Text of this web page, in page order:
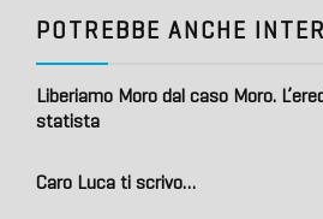
POTREBBE ANCHE
Liberiamo Moro dal caso Moro.
statista
Caro Luca ti scrivo…